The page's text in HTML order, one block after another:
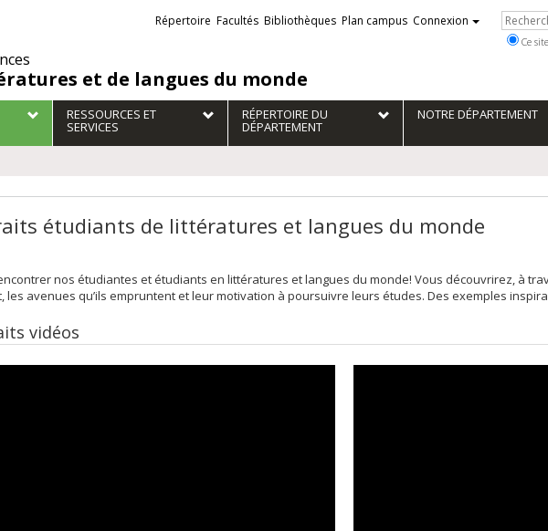
et de langues du monde
Liens
externes
Répertoire Facultés Bibliothèques Plan campus Connexion
Ce site
RESSOURCES ET
SERVICES
RÉPERTOIRE DU
DÉPARTEMENT
NOTRE DÉPARTEMENT
étudiants de littératures et langues du monde
nos étudiantes et étudiants en littératures et langues du monde! Vous découvrirez, à
les avenues qu’ils empruntent et leur motivation à poursuivre leurs études. Des exemples
vidéos